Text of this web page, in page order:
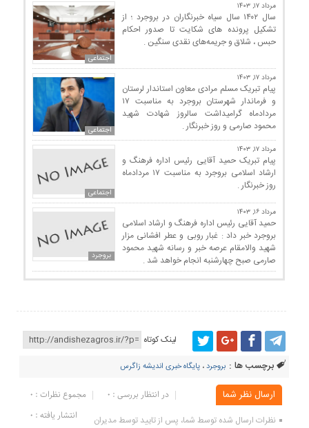
اجتماعی
مرداد ۱۷, ۱۴۰۳
سال ۱۴۰۲ سال سیاه خبرنگاران در بروجرد ؛ از
تشکیل پرونده های شکایت تا صدور احکام
حبس ، شلاق و جریمه‌های نقدی سنگین .
اجتماعی
مرداد ۱۷, ۱۴۰۳
پیام تبریک مسلم مرادی معاون استاندار لرستان
و فرماندار شهرستان بروجرد به مناسبت ۱۷
مردادماه گرامیداشت سالروز شهادت شهید
محمود صارمی و روز خبرنگار .
اجتماعی
مرداد ۱۷, ۱۴۰۳
پیام تبریک حمید آقایی رئیس اداره فرهنگ و
ارشاد اسلامی بروجرد به مناسبت ۱۷ مردادماه
روز خبرنگار .
بروجرد
مرداد ۱۶, ۱۴۰۳
حمید آقایی رئیس اداره فرهنگ و ارشاد اسلامی
بروجرد خبر داد : غبار روبی و عطر افشانی مزار
شهید والامقام عرصه خبر و رسانه شهید محمود
صارمی صبح چهارشنبه انجام خواهد شد .
لینک کوتاه
برچسب ها : بروجرد،پایگاه خبری اندیشه زاگرس
ارسال نظر شما مجموع نظرات : 0
در انتظار بررسی : 0
انتشار یافته : ۰
نظرات ارسال شده توسط شما، پس از تایید توسط مدیران